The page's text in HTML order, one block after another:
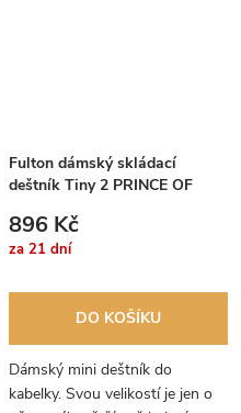
Fulton dámský skládací
deštník Tiny 2 PRINCE OF
896 Kč
za 21 dní
DO KOŠÍKU
Dámský mini deštník do
kabelky. Svou velikostí je jen o